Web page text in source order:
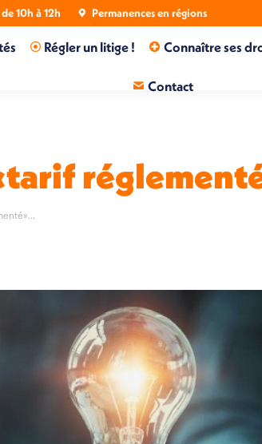
10h à 12h Permanences en régions
Régler un litige ! Connaître ses
Contact